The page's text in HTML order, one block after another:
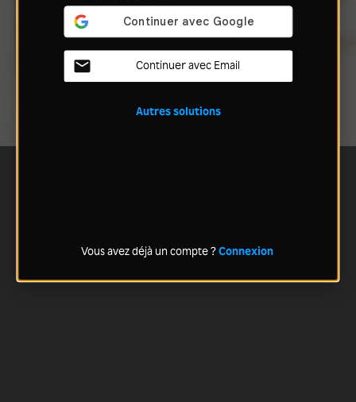
Continuer avec Email
Autres solutions
Vous avez déjà un compte ?Connexion